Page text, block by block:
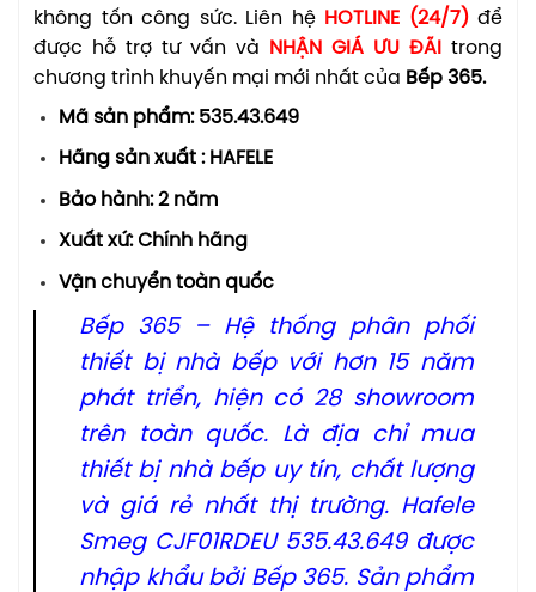
không tốn công sức. Liên hệ HOTLINE (24/7)để
được hỗ trợ tư vấn và
NHẬN GIÁ ƯU ĐÃI
trong
chương trình khuyến mại mới nhất của Bếp 365.
Mã sản phẩm: 535.43.649
Hãng sản xuất : HAFELE
Bảo hành: 2 năm
Xuất xứ: Chính hãng
Vận chuyển toàn quốc
Bếp 365 – Hệ thống phân phối
thiết bị nhà bếp với hơn 15 năm
phát triển, hiện có 28 showroom
trên toàn quốc. Là địa chỉ mua
thiết bị nhà bếp uy tín, chất lượng
và giá rẻ nhất thị trường. Hafele
Smeg CJF01RDEU 535.43.649 được
nhập khẩu bởi Bếp 365. Sản phẩm